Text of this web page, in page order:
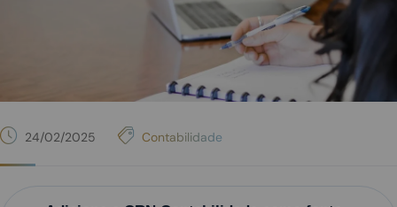
24/02/2025 Contabilidade